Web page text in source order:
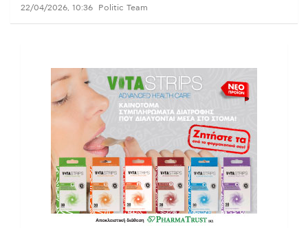
22/04/2026, 10:36 Politic Team